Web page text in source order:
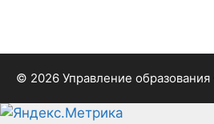
© 2026 Управление образования